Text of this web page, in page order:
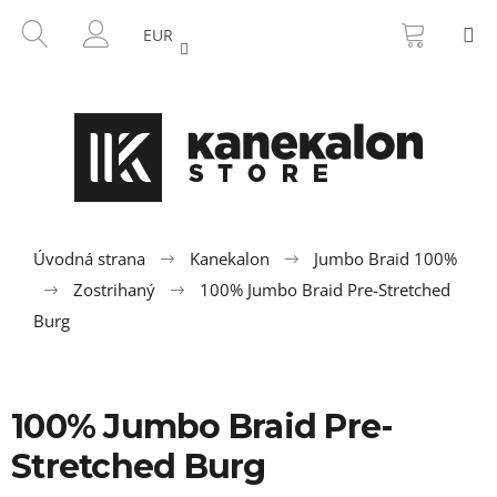
HĽADAŤ
PRIHLÁSENIE
EUR KOŠÍK
Úvodná strana Kanekalon
Jumbo Braid 100%
Zostrihaný
100% Jumbo Braid Pre-Stretched
Burg
100% Jumbo Braid Pre-
Stretched Burg
SPÄŤ
SPÄŤ
b
e
t
e